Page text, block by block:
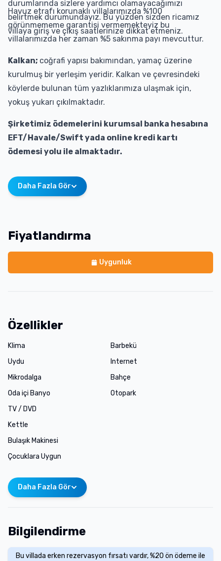
durumlarında sizlere yardımcı olamayacağımızı
belirtmek durumundayız. Bu yüzden sizden ricamız
villaya giriş ve çıkış saatlerinize dikkat etmeniz.
Havuz etrafı korunaklı villalarımızda %100
görünmememe garantisi vermemekteyiz bu
villalarımızda her zaman %5 sakınma payı mevcuttur.
Kalkan; coğrafi yapısı bakımından, yamaç üzerine
kurulmuş bir yerleşim yeridir. Kalkan ve çevresindeki
köylerde bulunan tüm yazlıklarımıza ulaşmak için,
yokuş yukarı çıkılmaktadır.
Şirketimiz ödemelerini kurumsal banka hesabına
EFT/Havale/Swift yada online kredi kartı
ödemesi yolu ile almaktadır.
Daha Fazla Gör
Fiyatlandırma
Uygunluk
Özellikler
Klima
Uydu
Mikrodalga
Oda içi Banyo
Barbekü
Internet
Bahçe
Otopark
TV / DVD
Kettle
Bulaşık Makinesi
Çocuklara Uygun
Daha Fazla Gör
Bilgilendirme
Bu villada erken rezervasyon fırsatı vardır, %20 ön ödeme ile